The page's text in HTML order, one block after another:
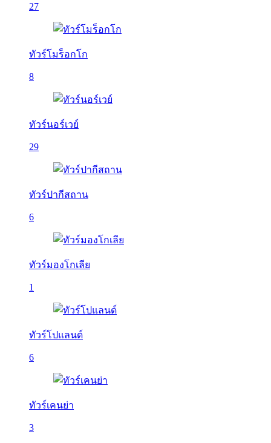
27
ทัวร์โมร็อกโก
8
ทัวร์นอร์เวย์
29
ทัวร์ปากีสถาน
6
ทัวร์มองโกเลีย
1
ทัวร์โปแลนด์
6
ทัวร์เคนย่า
3